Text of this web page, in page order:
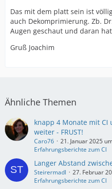
Das mit dem platt sein ist
auch Dekomprimierung. Zb.
Augen geschaut und daran
Gruß Joachim
Ähnliche Themen
knapp 4 Monate mit CI
weiter - FRUST!
Caro76
21. Januar 2025
Erfahrungsberichte zum CI
Langer Abstand
Steirermadl
27. Februar
Erfahrungsberichte zum CI